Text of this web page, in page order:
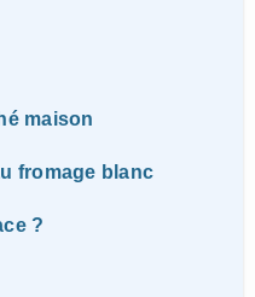
maison
fromage blanc
?